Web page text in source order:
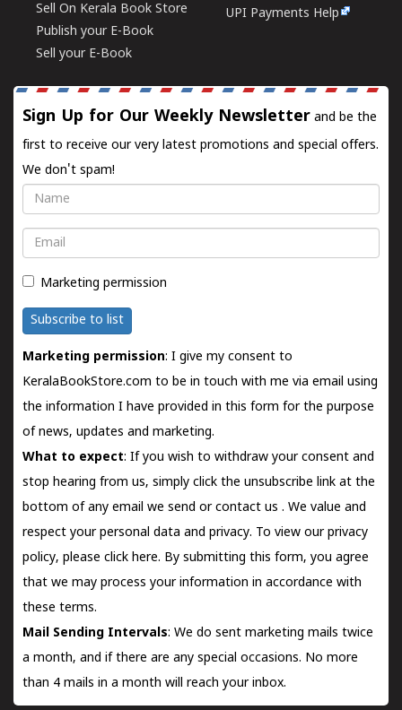
Sell On Kerala Book Store
Publish your E-Book
Sell your E-Book
UPI Payments Help
Sign Up for Our Weekly Newsletter and be the
first to receive our very latest promotions and special offers.
We don't spam!
Name
Email
Marketing permission
Subscribe to list
Marketing permission: I give my consent to
KeralaBookStore.com to be in touch with me via email using
the information I have provided in this form for the purpose
of news, updates and marketing.
What to expect: If you wish to withdraw your consent and
stop hearing from us, simply click the unsubscribe link at the
bottom of any email we send orcontact us . We value and
respect your personal data and privacy. To view our privacy
policy, please click here. By submitting this form, you agree
that we may process your information in accordance with
these terms.
Mail Sending Intervals: We do sent marketing mails twice
a month, and if there are any special occasions. No more
than 4 mails in a month will reach your inbox.